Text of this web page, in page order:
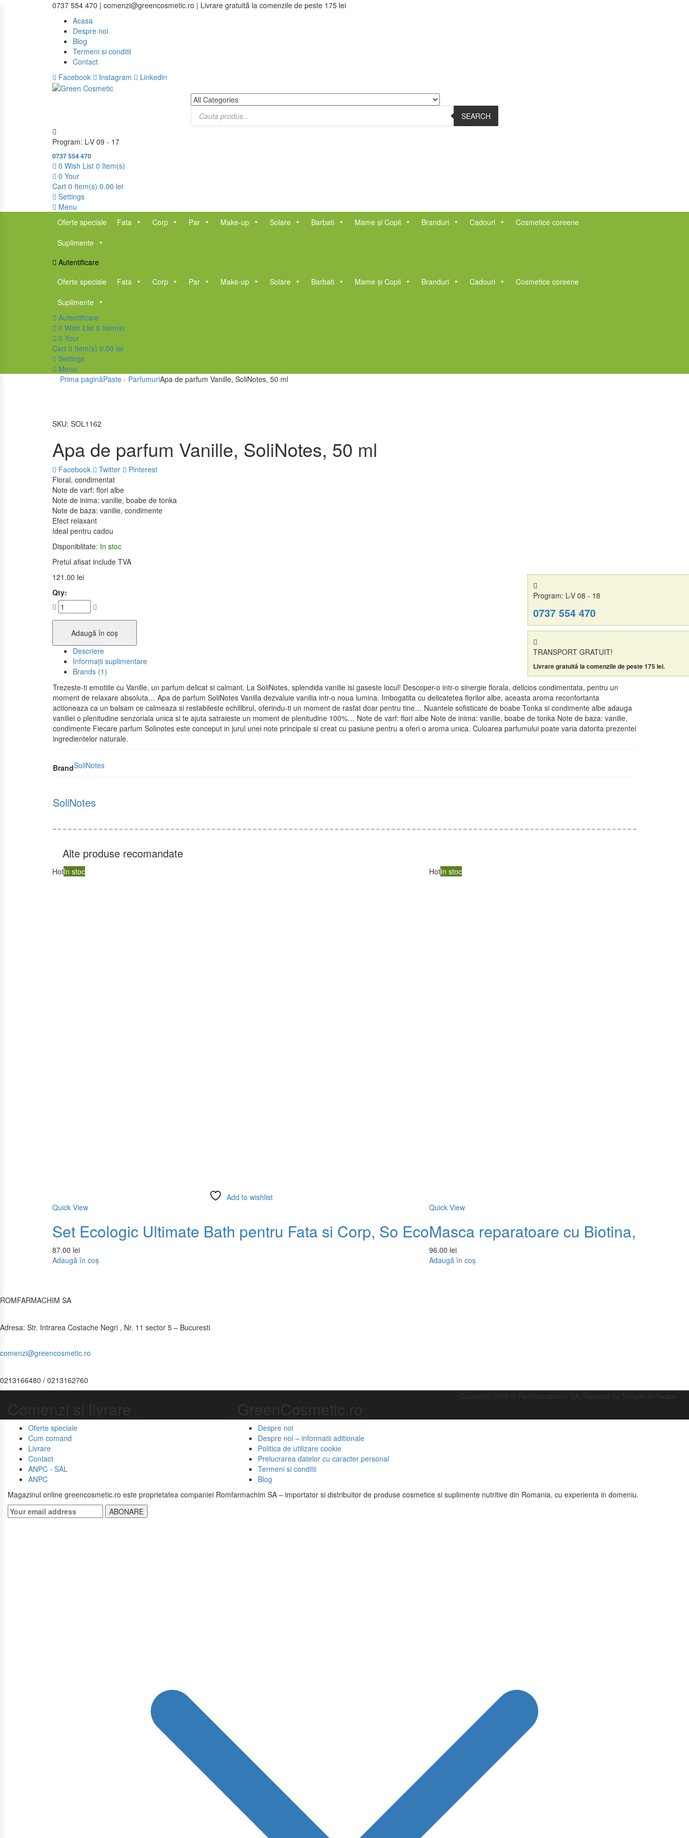
0737 554 470 | comenzi@greencosmetic.ro | Livrare gratuită la comenzile de peste 175 lei
Acasa
Despre noi
Blog
Termeni si conditii
Contact
Facebook
Instagram Linkedin
Products
search SEARCH
Program: L-V 09 - 17
0737 554 470
0 Wish List 0 Item(s)
0 Your
Cart 0 Item(s) 0.00 lei
Settings
Menu
Oferte speciale
Fata Corp Par Make-up Solare Barbati Mame și Copii Branduri Cadouri
Cosmetice coreene
Suplimente
Autentificare
Oferte speciale
Fata Corp Par Make-up Solare Barbati Mame și Copii Branduri Cadouri
Cosmetice coreene
Suplimente
Autentificare
0 Wish List 0 Item(s)
0 Your
Cart 0 Item(s) 0.00 lei
Settings
Menu
Prima paginăPaste - ParfumuriApa de parfum Vanille, SoliNotes, 50 ml
SKU: SOL1162
Apa de parfum Vanille, SoliNotes, 50 ml
Facebook Twitter
Pinterest
Floral, condimentat
Note de varf: flori albe
Note de inima: vanilie, boabe de tonka
Note de baza: vanilie, condimente
Efect relaxant
Ideal pentru cadou
Disponiblitate: In stoc
Pretul afisat include TVA
Program: L-V 08 - 18
0737 554 470
TRANSPORT GRATUIT!
Livrare gratuită la comenzile de peste 175 lei.
121.00 lei
Qty:
Adaugă în coș
Descriere
Informații suplimentare
Brands (1)
Trezeste-ti emotiile cu Vanille, un parfum delicat si calmant. La SoliNotes, splendida vanilie isi gaseste locul! Descoper-o intr-o sinergie florala, delicios condimentata, pentru un
moment de relaxare absoluta… Apa de parfum SoliNotes Vanilla dezvaluie vanilia intr-o noua lumina. Imbogatita cu delicatetea florilor albe, aceasta aroma reconfortanta
actioneaza ca un balsam ce calmeaza si restabileste echilibrul, oferindu-ti un moment de rasfat doar pentru tine… Nuantele sofisticate de boabe Tonka si condimente albe adauga
vaniliei o plenitudine senzoriala unica si te ajuta satraieste un moment de plenitudine 100%… Note de varf: flori albe Note de inima: vanilie, boabe de tonka Note de baza: vanilie,
condimente Fiecare parfum Solinotes este conceput in jurul unei note principale si creat cu pasiune pentru a oferi o aroma unica. Culoarea parfumului poate varia datorita prezentei
ingredientelor naturale.
BrandSoliNotes
SoliNotes
Alte produse recomandate
HotIn stoc
Add to wishlist
Quick View
Set Ecologic Ultimate Bath pentru Fata si Corp, So Eco
87.00 lei
Adaugă în coș
HotIn stoc
Quick View
Masca reparatoare cu Biotina,
96.00 lei
Adaugă în coș
ROMFARMACHIM SA
Adresa: Str. Intrarea Costache Negri , Nr. 11 sector 5 – Bucuresti
comenzi@greencosmetic.ro
0213166480 / 0213162760
Oferte speciale
Cum comand
Livrare
Contact
ANPC - SAL
ANPC
Despre noi
Despre noi – informatii aditionale
Politica de utilizare cookie
Prelucrarea datelor cu caracter personal
Termeni si conditii
Blog
Magazinul online greencosmetic.ro este proprietatea companiei Romfarmachim SA – importator si distribuitor de produse cosmetice si suplimente nutritive din Romania, cu experienta in domeniu.
ABONARE